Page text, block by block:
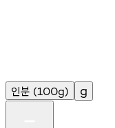
인분 (100g) g